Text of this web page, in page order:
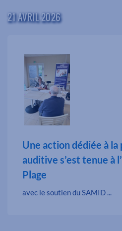
21 AVRIL 2026
Une action dédiée à
auditive s’est tenue à
Plage
avec le soutien du SAMID ...